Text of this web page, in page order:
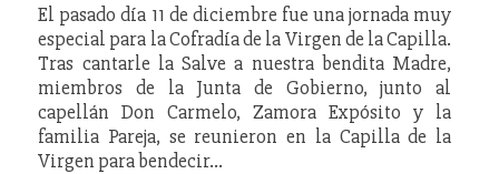
El pasado día 11 de diciembre fue una jornada muy
especial para la Cofradía de la Virgen de la Capilla.
Tras cantarle la Salve a nuestra bendita Madre,
miembros de la Junta de Gobierno, junto al
capellán Don Carmelo, Zamora Expósito y la
familia Pareja, se reunieron en la Capilla de la
Virgen para bendecir…